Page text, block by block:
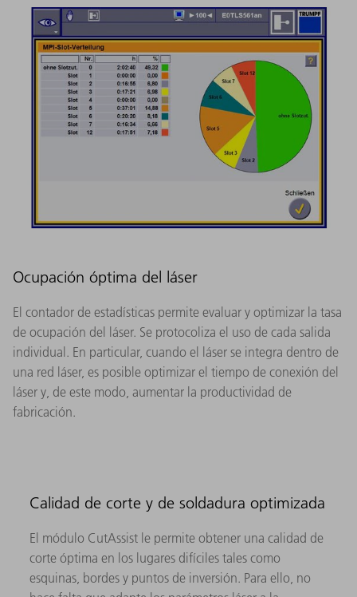
Ocupación óptima del láser
El contador de estadísticas permite evaluar y optimizar la tasa
de ocupación del láser. Se protocoliza el uso de cada salida
individual. En particular, cuando el láser se integra dentro de
una red láser, es posible optimizar el tiempo de conexión del
láser y, de este modo, aumentar la productividad de
fabricación.
Calidad de corte y de soldadura optimizada
El módulo CutAssist le permite obtener una calidad de
corte óptima en los lugares difíciles tales como
esquinas, bordes y puntos de inversión. Para ello, no